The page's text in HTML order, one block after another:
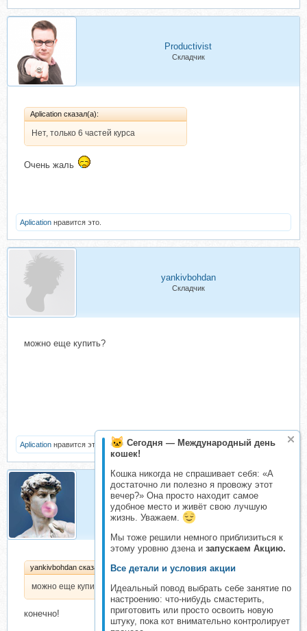
Сегодня — Международный день
кошек!
Кошка никогда не спрашивает себя: «А
достаточно ли полезно я провожу этот
вечер?» Она просто находит самое
удобное место и живёт свою лучшую
жизнь. Уважаем.
Мы тоже решили немного приблизиться к
этому уровню дзена и запускаем Акцию.
Все детали и условия акции
Идеальный повод выбрать себе занятие по
настроению: что-нибудь смастерить,
приготовить или просто освоить новую
штуку, пока кот внимательно контролирует
Productivist
Складчик
Aplication сказал(а):
Нет, только 6 частей курса
Очень жаль
Aplication нравится это.
yankivbohdan
Складчик
можно еще купить?
Aplication нравится это.
Aplication
Партнёр
yankivbohdan сказал(а):
можно еще купить?
конечно!